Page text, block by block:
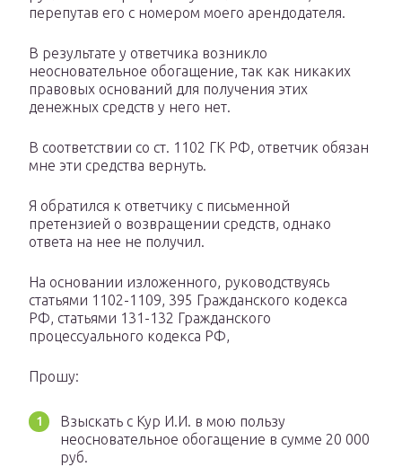
перепутав его с номером моего арендодателя.
В результате у ответчика возникло
неосновательное обогащение, так как никаких
правовых оснований для получения этих
денежных средств у него нет.
В соответствии со ст. 1102 ГК РФ, ответчик обязан
мне эти средства вернуть.
Я обратился к ответчику с письменной
претензией о возвращении средств, однако
ответа на нее не получил.
На основании изложенного, руководствуясь
статьями 1102-1109, 395 Гражданского кодекса
РФ, статьями 131-132 Гражданского
процессуального кодекса РФ,
Прошу:
Взыскать с Кур И.И. в мою пользу
неосновательное обогащение в сумме 20 000
руб.